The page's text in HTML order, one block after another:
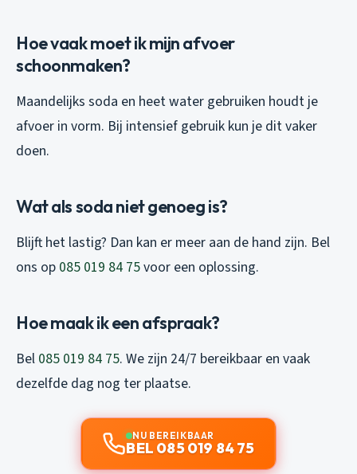
Hoe vaak moet ik mijn afvoer
schoonmaken?
Maandelijks soda en heet water gebruiken houdt je
afvoer in vorm. Bij intensief gebruik kun je dit vaker
doen.
Wat als soda niet genoeg is?
Blijft het lastig? Dan kan er meer aan de hand zijn. Bel
ons op 085 019 84 75voor een oplossing.
Hoe maak ik een afspraak?
Bel 085 019 84 75. We zijn 24/7 bereikbaar en vaak
dezelfde dag nog ter plaatse.
NU BEREIKBAAR
BEL 085 019 84 75